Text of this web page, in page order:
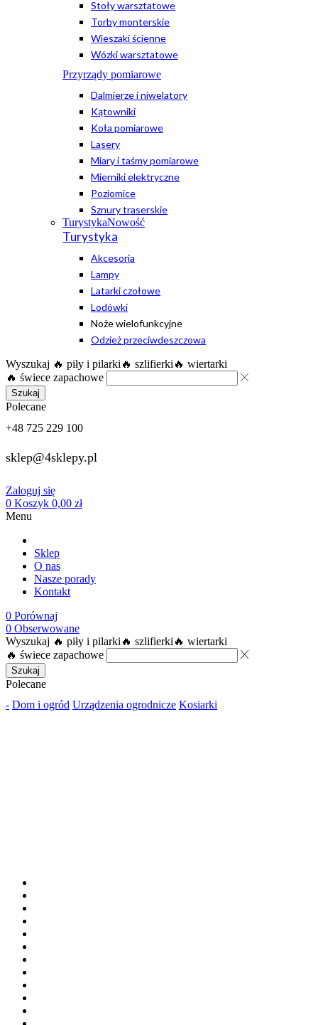
Stoły warsztatowe
Torby monterskie
Wieszaki ścienne
Wózki warsztatowe
Przyrządy pomiarowe
Dalmierze i niwelatory
Kątowniki
Koła pomiarowe
Lasery
Miary i taśmy pomiarowe
Mierniki elektryczne
Poziomice
Sznury traserskie
TurystykaNowość
Turystyka
Akcesoria
Lampy
Latarki czołowe
Lodówki
Noże wielofunkcyjne
Odzież przeciwdeszczowa
Wyszukaj 🔥 piły i pilarki 🔥 szlifierki 🔥 wiertarki
🔥 świece zapachowe
Szukaj
Polecane
+48 725 229 100
sklep@4sklepy.pl
Zaloguj się
0 Koszyk 0,00 zł
Menu
Sklep
O nas
Nasze porady
Kontakt
0 Porównaj
0 Obserwowane
Wyszukaj 🔥 piły i pilarki 🔥 szlifierki 🔥 wiertarki
🔥 świece zapachowe
Szukaj
Polecane
- Dom i ogród Urządzenia ogrodnicze Kosiarki